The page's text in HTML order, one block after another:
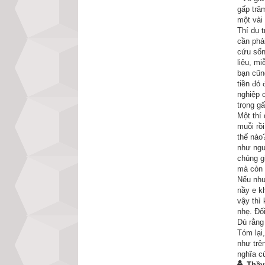
trồ khen ngợi.
Nguyên do là
thú vật cúng tế
nghe mọi người
dồn về ông.
– Ông là ai?
– Sao? Bà
Quái khách vừa
đình thì người
– Ha ha! Thật
Quái khách lại
– Đúng rồi, bà
Người đời thay
gấp
một vài
Thí dụ
cần
cứu
liệu,
bạn
tiền đó
nghiệp
trọng
Một thí
muỗi
thế
như
chúng
mà còn
Nếu
nầy e
vậy thì
nhẹ.
Dù
Tóm
như
nghĩa